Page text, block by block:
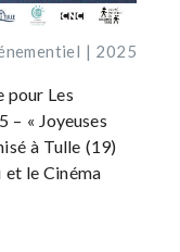
| 2025
pour Les
– « Joyeuses
à Tulle (19)
et leCinéma